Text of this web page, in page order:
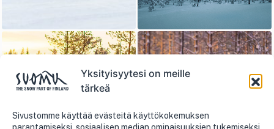
Yksityisyytesi on meille
tärkeä
Sivustomme käyttää evästeitä käyttökokemuksen